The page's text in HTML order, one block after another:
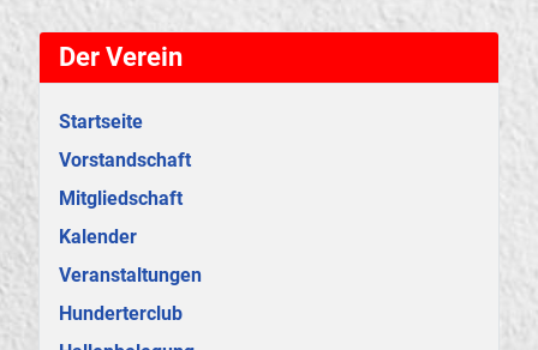
Der Verein
Startseite
Vorstandschaft
Mitgliedschaft
Kalender
Veranstaltungen
Hunderterclub